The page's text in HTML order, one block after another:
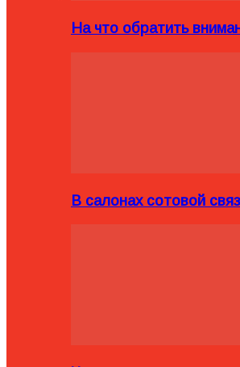
На что обратить
В салонах сотовой